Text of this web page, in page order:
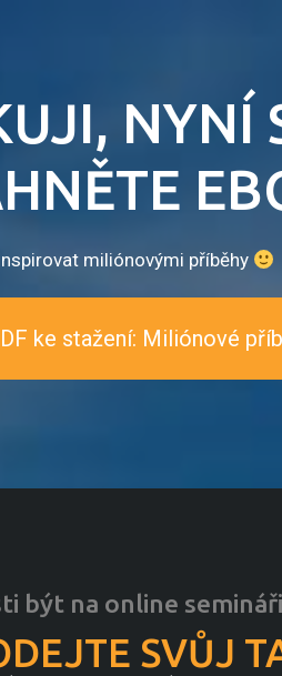
NYNÍ
miliónovými příběhy
ke stažení: Miliónové
být na online
SVŮJ